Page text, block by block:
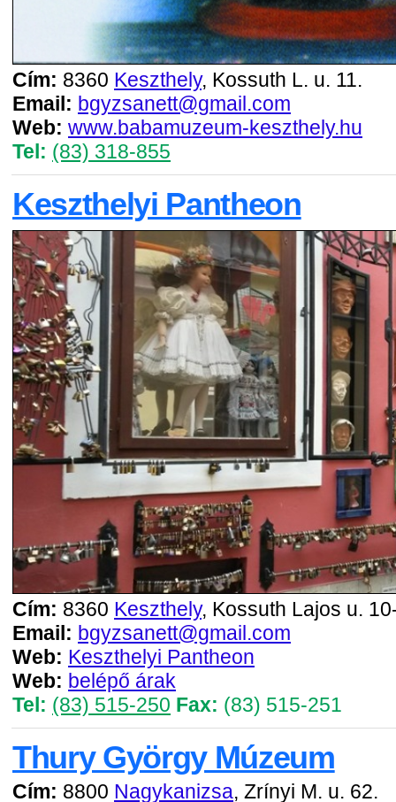
Cím: 8360 Keszthely, Kossuth L. u. 11.
Email: bgyzsanett@gmail.com
Web: www.babamuzeum-keszthely.hu
Tel: (83) 318-855
Keszthelyi Pantheon
Cím: 8360 Keszthely, Kossuth Lajos u.
Email: bgyzsanett@gmail.com
Web: Keszthelyi Pantheon
Web: belépő árak
Tel: (83) 515-250 Fax: (83) 515-251
Thury György Múzeum
Cím: 8800 Nagykanizsa, Zrínyi M. u. 62.